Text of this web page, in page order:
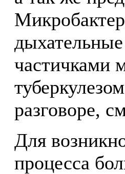
частичками
разговоре,
Для
процесса